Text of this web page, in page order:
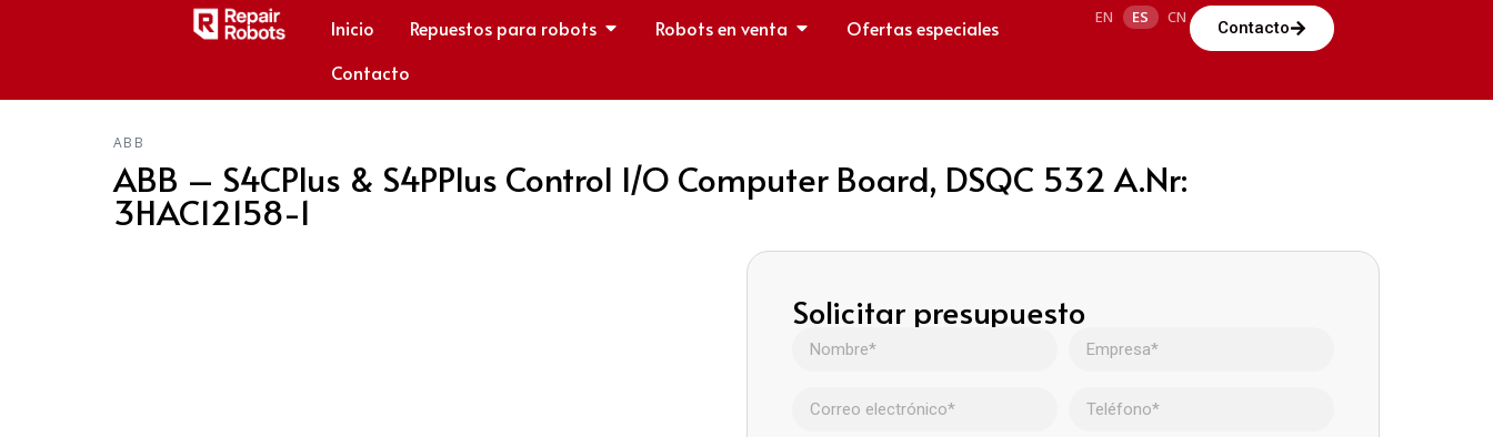
Inicio Repuestos para robots Robots en venta
Ofertas especiales
Contacto
EN ES CN
Contacto
ABB
ABB – S4CPlus & S4PPlus Control I/O Computer Board, DSQC 532 A.Nr:
3HAC12158-1
Solicitar presupuesto